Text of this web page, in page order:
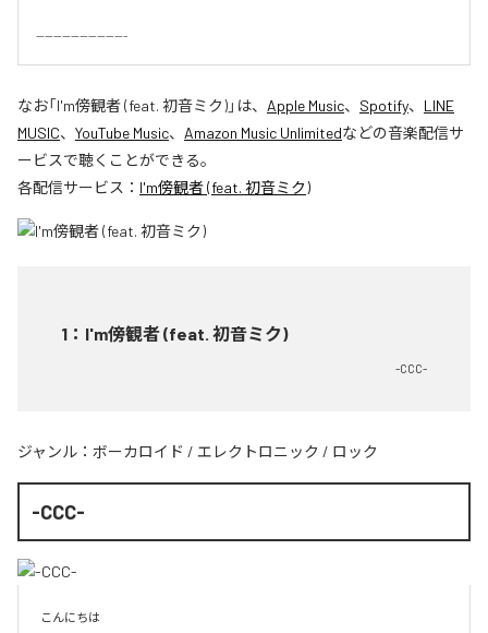
---------------------
なお「I'm傍観者 (feat. 初音ミク)」は、 Apple Music、 Spotify、 LINE
MUSIC、 YouTube Music、 Amazon Music Unlimitedなどの音楽配信サ
ービスで聴くことができる。
各配信サービス： I'm傍観者 (feat. 初音ミク)
1 ： I'm傍観者 (feat. 初音ミク)
-CCC-
ジャンル： ボーカロイド / エレクトロニック / ロック
-CCC-
こんにちは